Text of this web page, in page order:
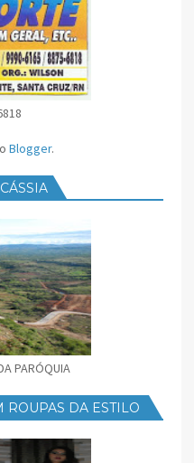
Blogger.
PARÓQUIA
DA ESTILO